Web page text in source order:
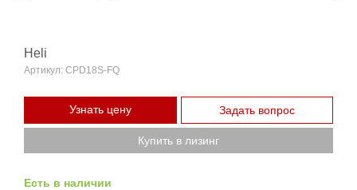
Heli
Артикул: CPD18S-FQ
Узнать цену Задать вопрос
Купить в лизинг
Есть в наличии